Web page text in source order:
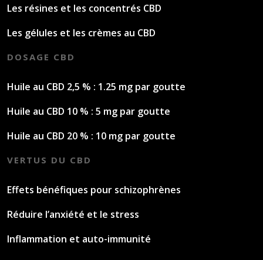
Les résines et les concentrés CBD
Les gélules et les crèmes au CBD
DOSAGE CBD
Huile au CBD 2,5 % : 1.25 mg par goutte
Huile au CBD 10 % : 5 mg par goutte
Huile au CBD 20 % : 10 mg par goutte
VERTUS DU CBD
Effets bénéfiques pour schizophrènes
Réduire l’anxiété et le stress
Inflammation et auto-immunité